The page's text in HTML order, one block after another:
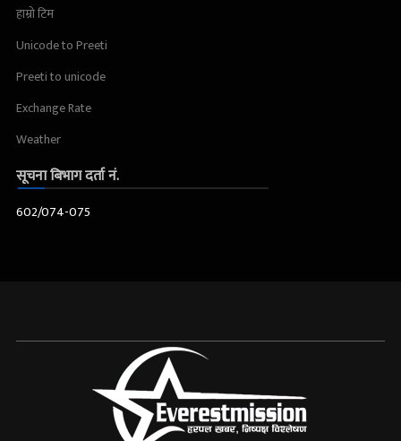
हाम्रो टिम
Unicode to Preeti
Preeti to unicode
Exchange Rate
Weather
सूचना बिभाग दर्ता नं.
602/074-075